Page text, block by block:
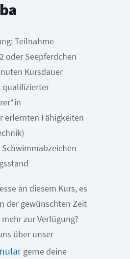
Teilnahme
oder Seepferdchen
Kursdauer
qualifizierter
erlernten Fähigkeiten
Schwimmabzeichen
an diesem Kurs, es
der gewünschten Zeit
zur Verfügung?
über unser
gerne deine